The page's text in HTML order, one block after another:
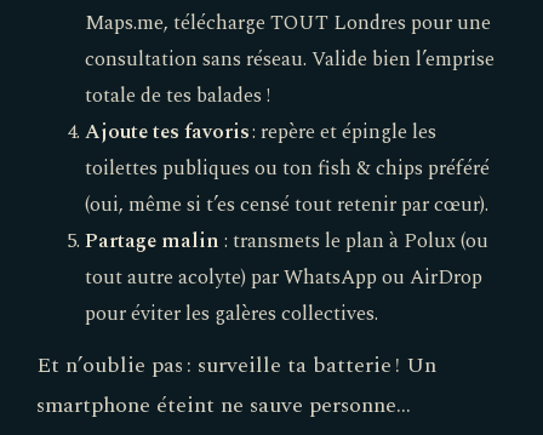
Maps.me, télécharge TOUT Londres pour une
consultation sans réseau. Valide bien l’emprise
totale de tes balades !
Ajoute tes favoris: repère et épingle les
toilettes publiques ou ton fish & chips préféré
(oui, même si t’es censé tout retenir par cœur).
Partage malin : transmets le plan à Polux (ou
tout autre acolyte) par WhatsApp ou AirDrop
pour éviter les galères collectives.
Et n’oublie pas : surveille ta batterie ! Un
smartphone éteint ne sauve personne…